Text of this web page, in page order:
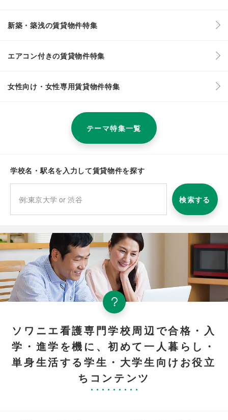
新築・築浅の賃貸物件特集
エアコン付きの賃貸物件特集
女性向け・女性専用賃貸物件特集
テーマ特集一覧
学校名・駅名を入力して賃貸物件を探す
検索する
ソワニエ看護専門学校周辺で合格・入
学・進学を機に、初めて一人暮らし・
単身生活する学生・大学生向けお役立
ちコンテンツ